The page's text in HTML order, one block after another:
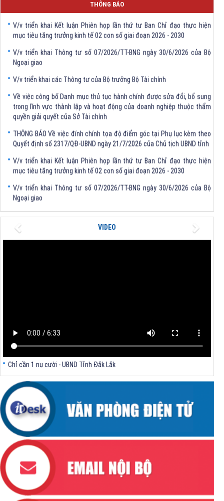
THÔNG BÁO
mục tiêu tăng trưởng kinh tế 02 con số giai đoạn 2026 - 2030
Ngoại giao
trong lĩnh vực thành lập và hoạt động của doanh nghiệp thuộc thẩm
quyền giải quyết của Sở Tài chính
Quyết định số 2317/QĐ-UBND ngày 21/7/2026 của Chủ tịch UBND tỉnh
mục tiêu tăng trưởng kinh tế 02 con số giai đoạn 2026 - 2030
Ngoại giao
Về việc công bố Danh mục thủ tục hành chính được sửa đổi, bổ sung
trong lĩnh vực thành lập và hoạt động của doanh nghiệp thuộc thẩm
VIDEO
Previous Next
Chỉ cần 1 nụ cười - UBND Tỉnh Đắk Lắk